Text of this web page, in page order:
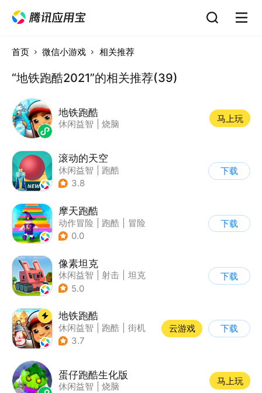
首页 微信小游戏 相关推荐
“地铁跑酷2021”的相关推荐(39)
地铁跑酷
休闲益智 烧脑
马上玩
滚动的天空
休闲益智
跑酷
| 女性向
3.8
下载
摩天跑酷
动作冒险 跑酷
冒险
| 横版过关
0.0
下载
像素坦克
休闲益智 射击
坦克
| 像素风
5.0
下载
地铁跑酷
休闲益智 跑酷
街机
| 创梦天地
3.7
云游戏 下载
蛋仔跑酷生化版
休闲益智 烧脑
马上玩